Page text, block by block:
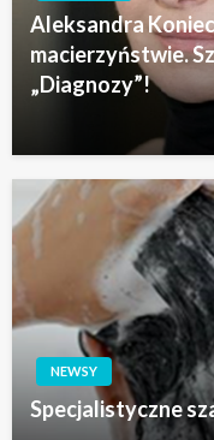
Aleksandra
macierzyństwie.
„Diagnozy”!
NEWSY
Specjalistyczne